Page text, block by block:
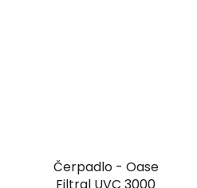
Čerpadlo - Oase
Filtral UVC 3000